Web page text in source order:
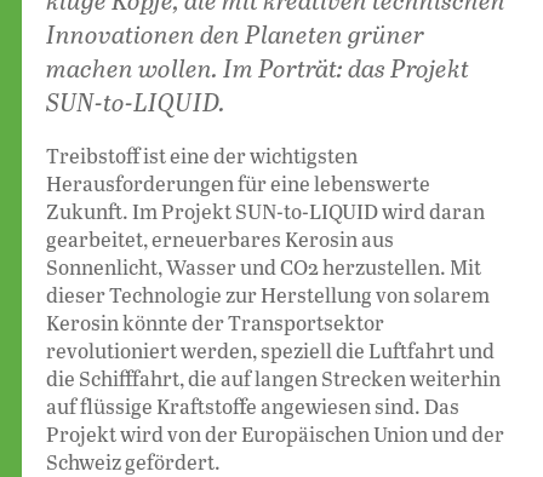
Innovationen den Planeten grüner
machen wollen. Im Porträt: das Projekt
SUN-to-LIQUID.
Treibstoff ist eine der wichtigsten
Herausforderungen für eine lebenswerte
Zukunft. Im Projekt SUN-to-LIQUID wird daran
gearbeitet, erneuerbares Kerosin aus
Sonnenlicht, Wasser und CO2 herzustellen. Mit
dieser Technologie zur Herstellung von solarem
Kerosin könnte der Transportsektor
revolutioniert werden, speziell die Luftfahrt und
die Schiff­fahrt, die auf langen Strecken weiterhin
auf flüssige Kraftstoffe angewiesen sind. Das
Projekt wird von der Europäischen Union und der
Schweiz gefördert.